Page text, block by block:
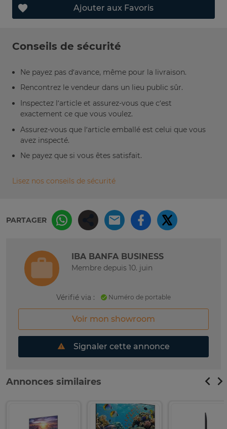
Ajouter aux Favoris
Conseils de sécurité
Ne payez pas d’avance, même pour la livraison.
Rencontrez le vendeur dans un lieu public sûr.
Inspectez l’article et assurez-vous que c’est
exactement ce que vous voulez.
Assurez-vous que l’article emballé est celui que vous
avez inspecté.
Ne payez que si vous êtes satisfait.
Lisez nos conseils de sécurité
PARTAGER
IBA BANFA BUSINESS
Membre depuis 10. juin
Vérifié via : Numéro de portable
Voir mon showroom
Signaler cette annonce
Annonces similaires